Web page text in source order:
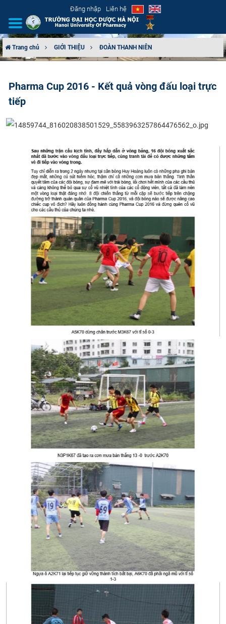
Đăng nhập Liên hệ
CƠ CẤU TỔ CHỨC
TUYỂN SINH
ĐẢM BẢO CHẤT LƯỢNG
KHOA HỌC CÔNG NGHỆ
HTQT
CỰU NGƯỜI HỌC
Trang chủ GIỚI THIỆU ĐOÀN THANH NIÊN
Pharma Cup 2016 - Kết quả vòng đấu loại trực
tiếp